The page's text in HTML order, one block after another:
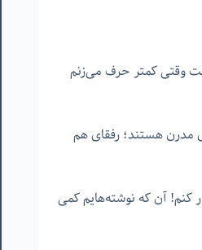
وقتی کمتر حرف می‌زنم
هستند؛ رفقای هم
کنم! آن که نوشته‌هایم کمی